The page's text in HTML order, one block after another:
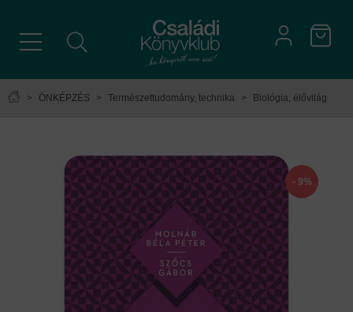
> ÖNKÉPZÉS > Természettudomány, technika > Biológia, élővilág
- 9%